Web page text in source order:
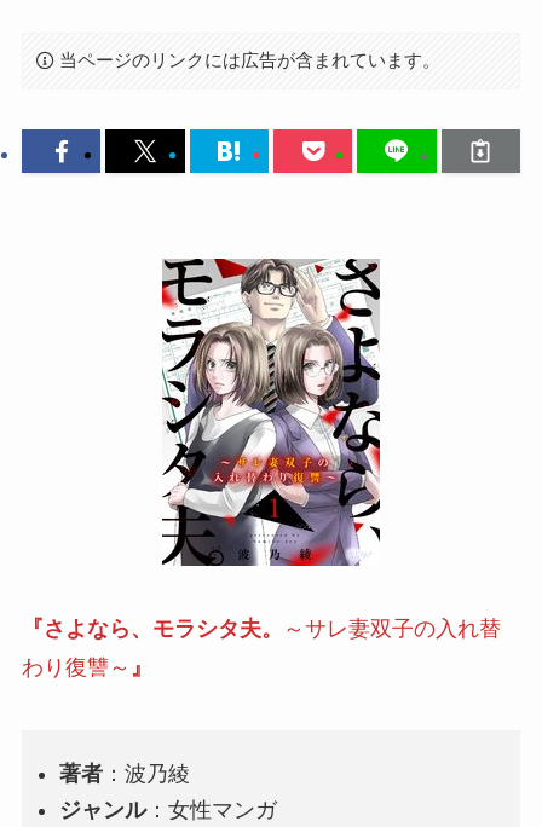
当ページのリンクには広告が含まれています。
『さよなら、モラシタ夫。
～サレ妻双子の入れ替
わり復讐～ 』
著者 ：波乃綾
ジャンル：女性マンガ